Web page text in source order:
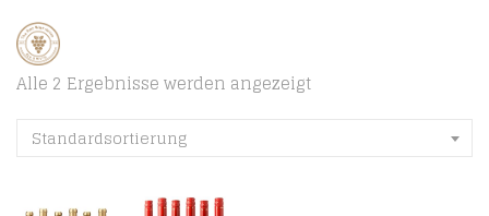
Alle 2 Ergebnisse werden angezeigt
Standardsortierung